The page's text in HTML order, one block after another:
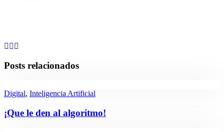
Posts relacionados
Digital, Inteligencia Artificial
¡Que le den al algoritmo!